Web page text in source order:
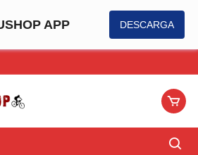
APP DESCARGA